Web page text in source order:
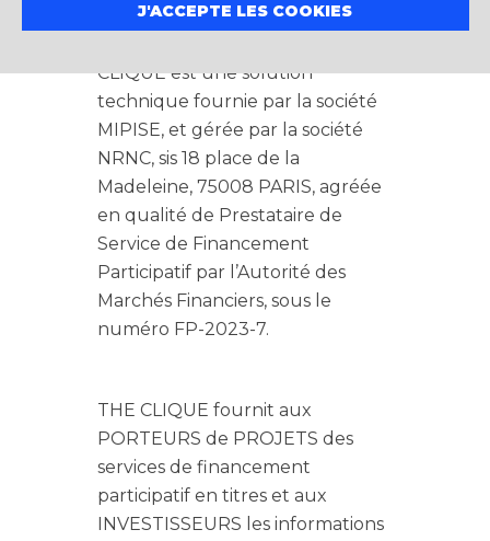
J'ACCEPTE LES COOKIES
(actions) ou de créance
CLIQUE est une solution
technique fournie par la société
MIPISE, et gérée par la société
NRNC, sis 18 place de la
Madeleine, 75008 PARIS, agréée
en qualité de Prestataire de
Service de Financement
Participatif par l’Autorité des
Marchés Financiers, sous le
numéro FP-2023-7.
THE CLIQUE fournit aux
PORTEURS de PROJETS des
services de financement
participatif en titres et aux
INVESTISSEURS les informations